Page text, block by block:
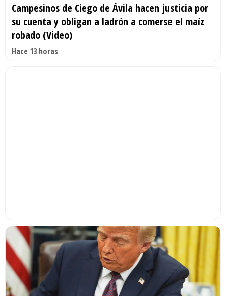
Campesinos de Ciego de Ávila hacen justicia por
su cuenta y obligan a ladrón a comerse el maíz
robado (Video)
Hace 13 horas